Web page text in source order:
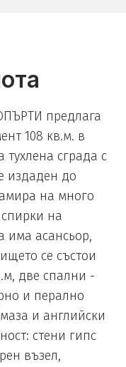
предлага
108 кв.м. в
сграда с
издаден до
на много
на
има асансьор,
се състои
две спални -
и перално
и английски
стени гипс
възел,